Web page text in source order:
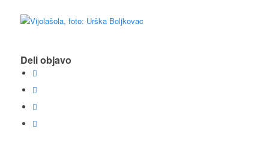
Deli objavo